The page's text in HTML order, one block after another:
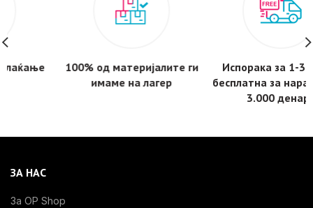
100% од материјалите ги
имаме на лагер
Испорака за 1-3 дена -
бесплатнa за нарачки над
3.000 денари
ЗА НАС
За OP Shop